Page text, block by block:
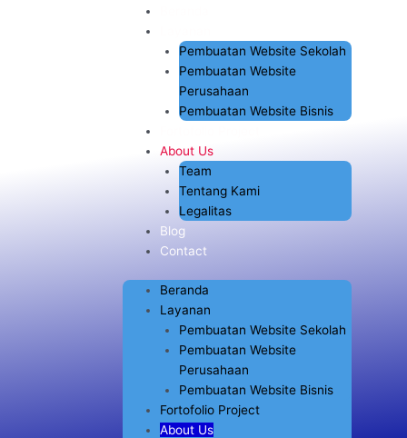
Pembuatan Website Sekolah
Pembuatan Website
Perusahaan
Pembuatan Website Bisnis
About Us
Team
Tentang Kami
Legalitas
Blog
Contact
Menu
Beranda
Layanan
Pembuatan Website Sekolah
Pembuatan Website
Perusahaan
Pembuatan Website Bisnis
Fortofolio Project
About Us